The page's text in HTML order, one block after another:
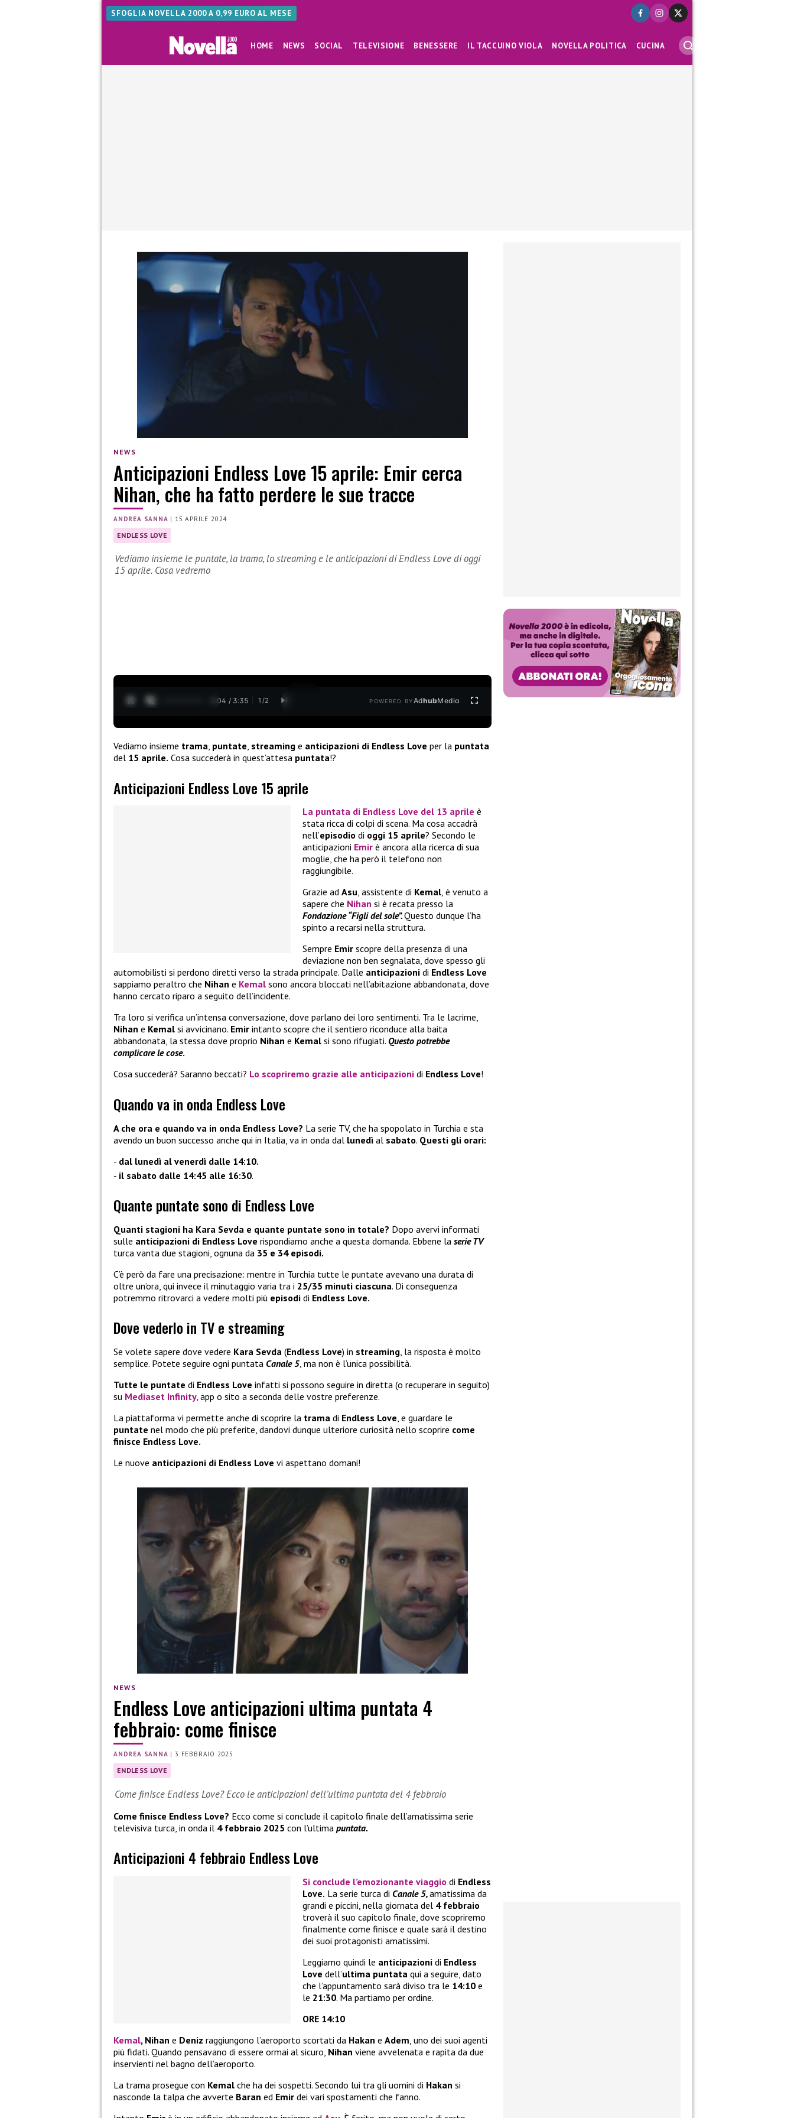
SFOGLIA NOVELLA 2000 A 0,99 EURO AL MESE
HOME NEWS SOCIAL TELEVISIONE BENESSERE IL TACCUINO VIOLA NOVELLA POLITICA CUCINA
NEWS
Anticipazioni Endless Love 15 aprile: Emir cerca
Nihan, che ha fatto perdere le sue tracce
ANDREA SANNA | 15 APRILE 2024
ENDLESS LOVE
Vediamo insieme le puntate, la trama, lo streaming e le anticipazioni di Endless Love di oggi
15 aprile. Cosa vedremo
0:05 / 3:35 1 /2 POWERED BYAdhubMedia
Vediamo insieme trama, puntate, streaming e anticipazioni di Endless Love per la puntata
del 15 aprile. Cosa succederà in quest’attesa puntata!?
Anticipazioni Endless Love 15 aprile
La puntata di Endless Love del 13 aprile è
stata ricca di colpi di scena. Ma cosa accadrà
nell’episodio di oggi 15 aprile? Secondo le
anticipazioni Emir è ancora alla ricerca di sua
moglie, che ha però il telefono non
raggiungibile.
Grazie ad Asu, assistente di Kemal, è venuto a
sapere che Nihan si è recata presso la
Fondazione “Figli del sole”.Questo dunque l’ha
spinto a recarsi nella struttura.
Sempre Emir scopre della presenza di una
deviazione non ben segnalata, dove spesso gli
automobilisti si perdono diretti verso la strada principale. Dalle anticipazioni di Endless Love
sappiamo peraltro che Nihan e Kemal sono ancora bloccati nell’abitazione abbandonata, dove
hanno cercato riparo a seguito dell’incidente.
Tra loro si verifica un’intensa conversazione, dove parlano dei loro sentimenti. Tra le lacrime,
Nihan e Kemal si avvicinano. Emir intanto scopre che il sentiero riconduce alla baita
abbandonata, la stessa dove proprio Nihan e Kemal si sono rifugiati. Questo potrebbe
complicare le cose.
Cosa succederà? Saranno beccati? Lo scopriremo grazie alle anticipazioni di Endless Love!
Quando va in onda Endless Love
A che ora e quando va in onda Endless Love? La serie TV, che ha spopolato in Turchia e sta
avendo un buon successo anche qui in Italia, va in onda dal lunedì al sabato. Questi gli orari:
dal lunedì al venerdì dalle 14:10.
il sabato dalle 14:45 alle 16:30.
Quante puntate sono di Endless Love
Quanti stagioni ha Kara Sevda e quante puntate sono in totale? Dopo avervi informati
sulle anticipazioni di Endless Love rispondiamo anche a questa domanda. Ebbene la serie TV
turca vanta due stagioni, ognuna da 35 e 34 episodi.
C’è però da fare una precisazione: mentre in Turchia tutte le puntate avevano una durata di
oltre un’ora, qui invece il minutaggio varia tra i 25/35 minuti ciascuna. Di conseguenza
potremmo ritrovarci a vedere molti più episodi di Endless Love.
Dove vederlo in TV e streaming
Se volete sapere dove vedere Kara Sevda (Endless Love) in streaming , la risposta è molto
semplice. Potete seguire ogni puntata Canale 5 , ma non è l’unica possibilità.
Tutte le puntate di Endless Love infatti si possono seguire in diretta (o recuperare in seguito)
su Mediaset Infinity, app o sito a seconda delle vostre preferenze.
La piattaforma vi permette anche di scoprire la trama di Endless Love , e guardare le
puntate nel modo che più preferite, dandovi dunque ulteriore curiosità nello scoprire come
finisce Endless Love.
Le nuove anticipazioni di Endless Love vi aspettano domani!
NEWS
Endless Love anticipazioni ultima puntata 4
febbraio: come finisce
ANDREA SANNA |3 FEBBRAIO 2025
ENDLESS LOVE
Come finisce Endless Love? Ecco le anticipazioni dell’ultima puntata del 4 febbraio
Come finisce Endless Love? Ecco come si conclude il capitolo finale dell’amatissima serie
televisiva turca, in onda il 4 febbraio 2025 con l’ultima puntata.
Anticipazioni 4 febbraio Endless Love
Si conclude l’emozionante viaggio di Endless
Love. La serie turca di Canale 5,amatissima da
grandi e piccini, nella giornata del 4 febbraio
troverà il suo capitolo finale, dove scopriremo
finalmente come finisce e quale sarà il destino
dei suoi protagonisti amatissimi.
Leggiamo quindi le anticipazioni di Endless
Love dell’ultima puntata qui a seguire, dato
che l’appuntamento sarà diviso tra le 14:10 e
le 21:30. Ma partiamo per ordine.
ORE 14:10
Kemal, Nihan e Deniz raggiungono l’aeroporto scortati da Hakan e Adem, uno dei suoi agenti
più fidati. Quando pensavano di essere ormai al sicuro, Nihan viene avvelenata e rapita da due
inservienti nel bagno dell’aeroporto.
La trama prosegue con Kemal che ha dei sospetti. Secondo lui tra gli uomini di Hakan si
nasconde la talpa che avverte Baran ed Emir dei vari spostamenti che fanno.